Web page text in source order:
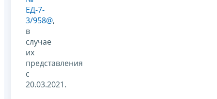
ЕД-7-
3/958@,
в
случае
их
представления
с
20.03.2021.